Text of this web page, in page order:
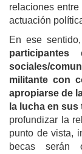
relaciones
actuación
En ese
sociales/
militante con
apropiarse de
la lucha en
profundizar la
punto de vista,
becas serán